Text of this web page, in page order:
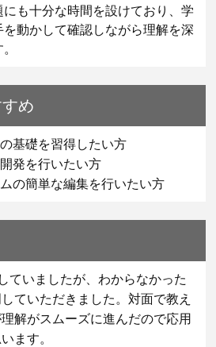
にも十分な時間を設けており、学
動かして確認しながら理解を深
め
基礎を習得したい方
発を行いたい方
の簡単な編集を行いたい方
ていましたが、わからなかった
ていただきました。対面で教え
解がスムーズに進んだので応用
ます。